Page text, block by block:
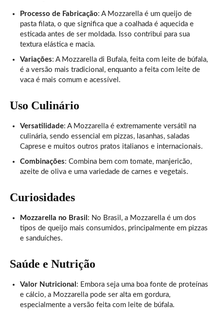
Processo de Fabricação: A Mozzarella é um queijo de
pasta filata, o que significa que a coalhada é aquecida e
esticada antes de ser moldada. Isso contribui para sua
textura elástica e macia.
Variações: A Mozzarella di Bufala, feita com leite de búfala,
é a versão mais tradicional, enquanto a feita com leite de
vaca é mais comum e acessível.
Uso Culinário
Versatilidade: A Mozzarella é extremamente versátil na
culinária, sendo essencial em pizzas, lasanhas, saladas
Caprese e muitos outros pratos italianos e internacionais.
Combinações: Combina bem com tomate, manjericão,
azeite de oliva e uma variedade de carnes e vegetais.
Curiosidades
Mozzarella no Brasil : No Brasil, a Mozzarella é um dos
tipos de queijo mais consumidos, principalmente em pizzas
e sanduíches.
Saúde e Nutrição
Valor Nutricional : Embora seja uma boa fonte de proteínas
e cálcio, a Mozzarella pode ser alta em gordura,
especialmente a versão feita com leite de búfala.